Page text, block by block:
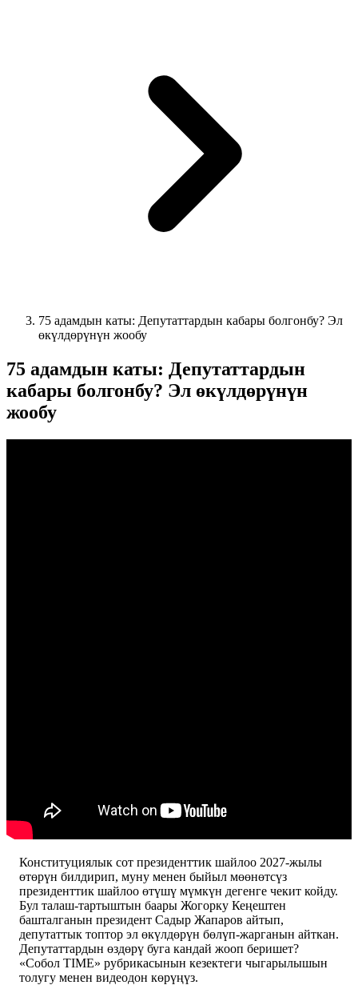
75 адамдын каты: Депутаттардын кабары болгонбу? Эл
өкүлдөрүнүн жообу
75 адамдын каты: Депутаттардын
кабары болгонбу? Эл өкүлдөрүнүн
жообу
Конституциялык сот президенттик шайлоо 2027-жылы
өтөрүн билдирип, муну менен быйыл мөөнөтсүз
президенттик шайлоо өтүшү мүмкүн дегенге чекит койду.
Бул талаш-тартыштын баары Жогорку Кеңештен
башталганын президент Садыр Жапаров айтып,
депутаттык топтор эл өкүлдөрүн бөлүп-жарганын айткан.
Депутаттардын өздөрү буга кандай жооп беришет?
«Собол TIME» рубрикасынын кезектеги чыгарылышын
толугу менен видеодон көрүңүз.